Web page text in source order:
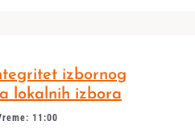
izbornog
lokalnih izbora
11:00